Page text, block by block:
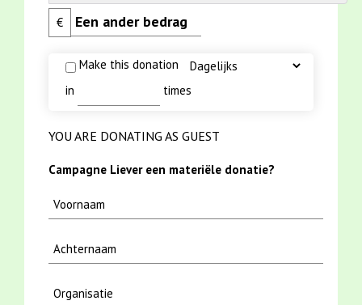
€
Make this donation
in
times
YOU ARE DONATING AS GUEST
Campagne Liever een materiële donatie?